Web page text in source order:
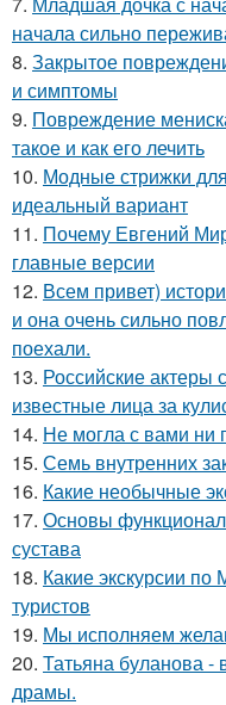
начала сильно
8. Закрытое
и симптомы
9. Повреждение
такое и как его лечить
10. Модные стрижки
идеальный вариант
11. Почему Евгений
главные версии
12. Всем привет)
и она очень сильно
поехали.
13. Российские актеры
известные лица за
14. Не могла с вами ни
15. Семь внутренних
16. Какие необычные
17. Основы
сустава
18. Какие экскурсии
туристов
19. Мы исполняем
20. Татьяна буланова
драмы.